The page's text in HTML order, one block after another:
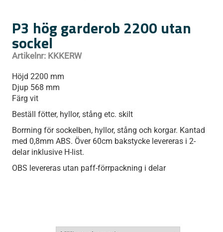
P3 hög garderob 2200 utan
sockel
Artikelnr: KKKERW
Höjd 2200 mm
Djup 568 mm
Färg vit
Beställ fötter, hyllor, stång etc. skilt
Borrning för sockelben, hyllor, stång och korgar. Kantad
med 0,8mm ABS. Över 60cm bakstycke levereras i 2-
delar inklusive H-list.
OBS levereras utan paff-förrpackning i delar